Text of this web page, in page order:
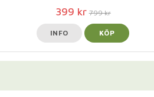
399 kr 799 kr
INFO KÖP